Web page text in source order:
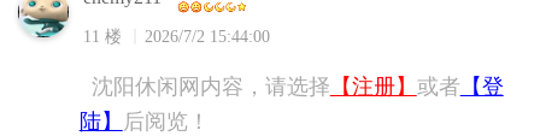
11 楼 2026/7/2 15:44:00
沈阳休闲网内容，请选择 【注册】 或者 【登
陆】
后阅览！